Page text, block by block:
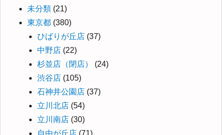
未分類 (21)
東京都 (380)
ひばりが丘店 (37)
中野店 (22)
杉並店（閉店）
(24)
渋谷店 (105)
石神井公園店 (37)
立川北店 (54)
立川南店 (30)